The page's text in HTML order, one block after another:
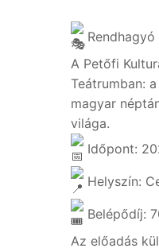
A Petőfi
Teátrumban:
magyar
világa.
Időpont:
Helyszín:
Belépődíj:
Az előadás